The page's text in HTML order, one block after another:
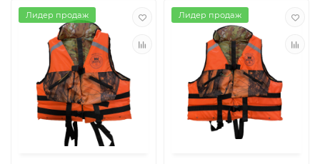
Лидер продаж Лидер продаж